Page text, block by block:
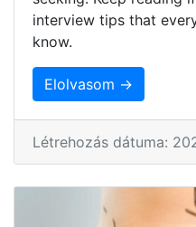
interview tips that
know.
Elolvasom →
Létrehozás dátuma: